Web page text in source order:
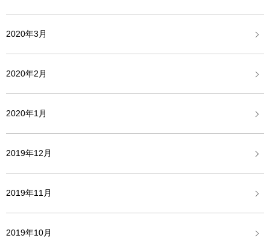
2020年3月
2020年2月
2020年1月
2019年12月
2019年11月
2019年10月